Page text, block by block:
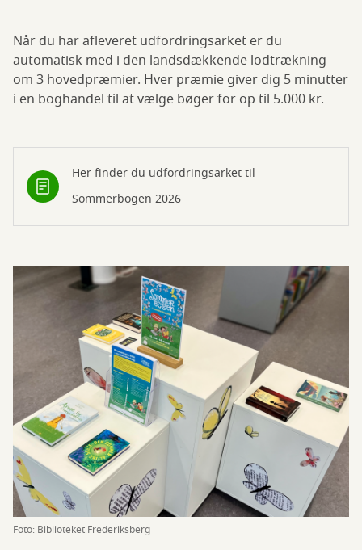
Når du har afleveret udfordringsarket er du
automatisk med i den landsdækkende lodtrækning
om 3 hovedpræmier. Hver præmie giver dig 5 minutter
i en boghandel til at vælge bøger for op til 5.000 kr.
Her finder du udfordringsarket til
Sommerbogen 2026
Foto: Biblioteket Frederiksberg